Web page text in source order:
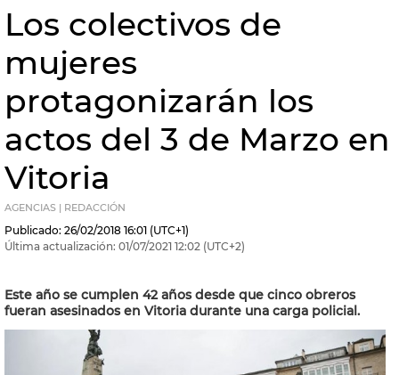
Los colectivos de
mujeres
protagonizarán los
actos del 3 de Marzo en
Vitoria
AGENCIAS | REDACCIÓN
Publicado: 26/02/2018 16:01 (UTC+1)
Última actualización: 01/07/2021 12:02 (UTC+2)
Este año se cumplen 42 años desde que cinco obreros
fueran asesinados en Vitoria durante una carga policial.